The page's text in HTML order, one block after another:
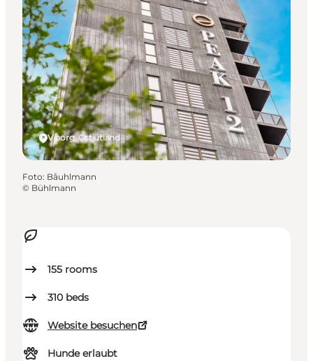
155 rooms
310 beds
Website besuchen
Hunde erlaubt
Viborg, Ostjütland
Foto: Båuhlmann
© Bühlmann